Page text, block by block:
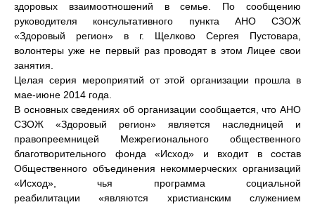
здоровых взаимоотношений в семье. По сообщению
руководителя консультативного пункта АНО СЗОЖ
«Здоровый регион» в г. Щелково Сергея Пустовара,
волонтеры уже не первый раз проводят в этом Лицее свои
занятия.
Целая серия мероприятий от этой организации прошла в
мае-июне 2014 года.
В основных сведениях об организации сообщается, что АНО
СЗОЖ «Здоровый регион» является наследницей и
правопреемницей Межрегионального общественного
благотворительного фонда «Исход» и входит в состав
Общественного объединения некоммерческих организаций
«Исход», чья программа социальной
реабилитации «являются христианским служением